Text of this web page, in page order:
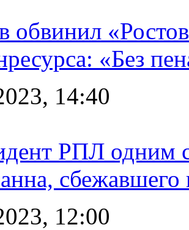
обвинил
«Без
14:40
РПЛ одним
сбежавшего
12:00